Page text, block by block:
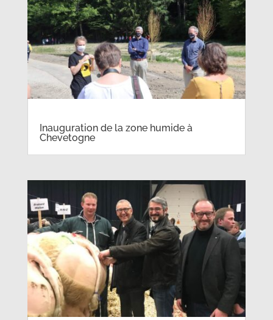
Inauguration de la zone humide à
Chevetogne